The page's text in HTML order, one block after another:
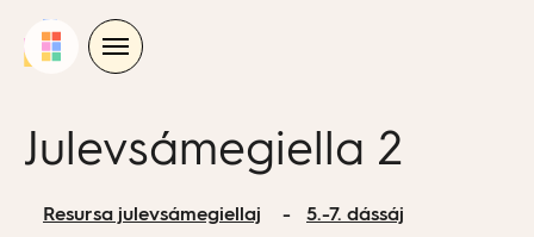
Julevsámegiella 2
Resursa julevsámegiellaj 5.-7. dássáj